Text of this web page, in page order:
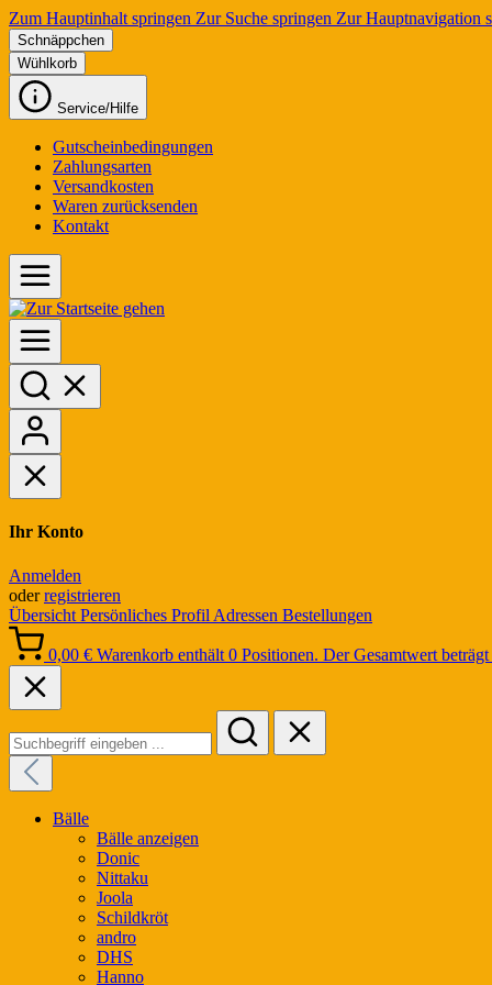
Zum Hauptinhalt springen Zur Suche springen Zur Hauptnavigation
Schnäppchen
Wühlkorb
Service/Hilfe
Gutscheinbedingungen
Zahlungsarten
Versandkosten
Waren zurücksenden
Kontakt
Ihr Konto
Anmelden
oderregistrieren
Übersicht Persönliches Profil Adressen Bestellungen
0,00 € Warenkorb enthält 0 Positionen. Der Gesamtwert
Bälle
Bälle anzeigen
Donic
Nittaku
Joola
Schildkröt
andro
DHS
Hanno